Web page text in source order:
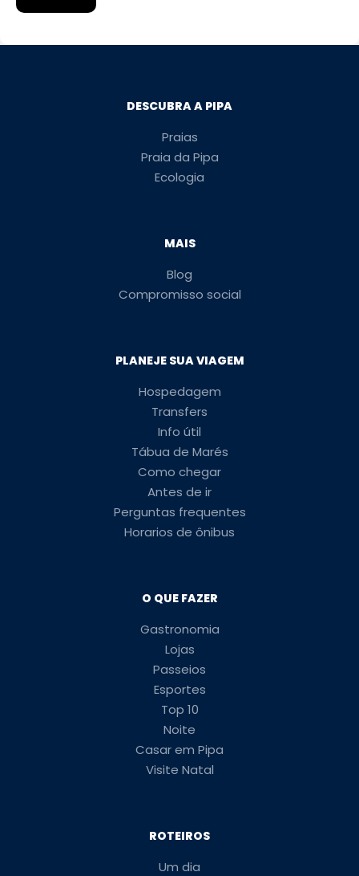
DESCUBRA A PIPA
Praias
Praia da Pipa
Ecologia
MAIS
Blog
Compromisso social
PLANEJE SUA VIAGEM
Hospedagem
Transfers
Info útil
Tábua de Marés
Como chegar
Antes de ir
Perguntas frequentes
Horarios de ônibus
O QUE FAZER
Gastronomia
Lojas
Passeios
Esportes
Top 10
Noite
Casar em Pipa
Visite Natal
ROTEIROS
Um dia